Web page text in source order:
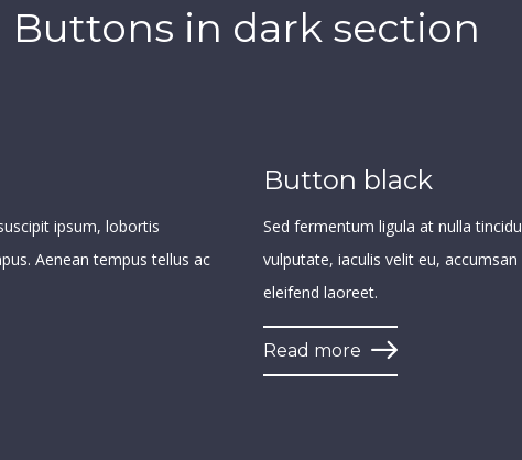
Buttons in dark section
ipsum, lobortis
Aenean tempus tellus ac
Button black
Sed fermentum ligula at nulla
vulputate, iaculis velit eu,
eleifend laoreet.
Read more